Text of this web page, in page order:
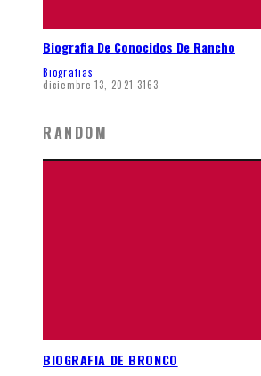
Biografia De Conocidos De Rancho
Biografias
diciembre 13, 2021 3163
RANDOM
BIOGRAFIA DE BRONCO